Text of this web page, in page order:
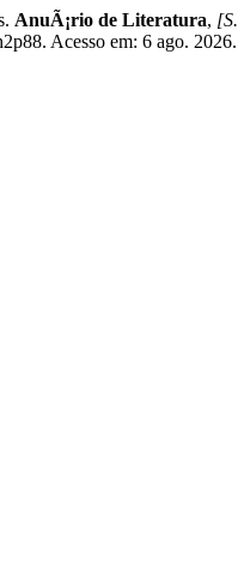
AnuÃ¡rio de Literatura,
Acesso em: 6 ago. 2026.